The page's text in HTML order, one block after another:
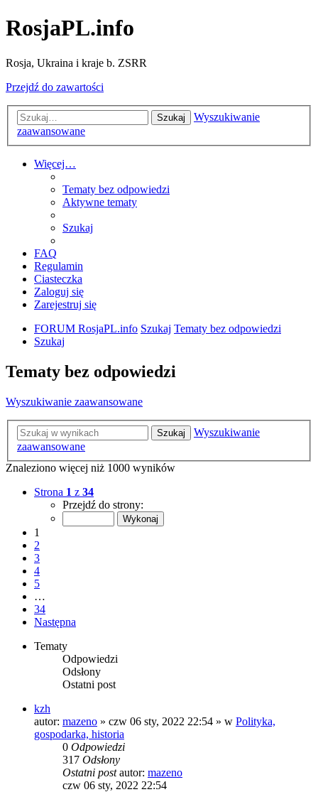
RosjaPL.info
Rosja, Ukraina i kraje b. ZSRR
Przejdź do zawartości
Szukaj
Wyszukiwanie
zaawansowane
Więcej…
Tematy bez odpowiedzi
Aktywne tematy
Szukaj
FAQ
Regulamin
Ciasteczka
Zaloguj się
Zarejestruj się
FORUM RosjaPL.info Szukaj Tematy bez odpowiedzi
Szukaj
Tematy bez odpowiedzi
Wyszukiwanie zaawansowane
Szukaj
Wyszukiwanie
zaawansowane
Znaleziono więcej niż 1000 wyników
Strona 1 z 34
Przejdź do strony:
1
2
3
4
5
…
34
Następna
Tematy
Odpowiedzi
Odsłony
Ostatni post
kzh
autor: mazeno » czw 06 sty, 2022 22:54 » w Polityka,
gospodarka, historia
0 Odpowiedzi
317 Odsłony
Ostatni postautor: mazeno
czw 06 sty, 2022 22:54